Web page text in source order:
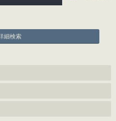
細検索